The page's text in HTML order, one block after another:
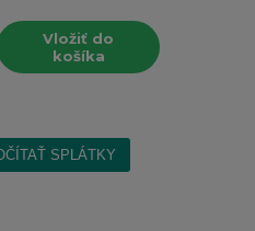
Vložiť do
košíka